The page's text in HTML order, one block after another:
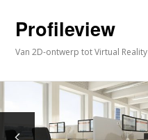
Profileview
Van 2D-ontwerp tot Virtual Reality